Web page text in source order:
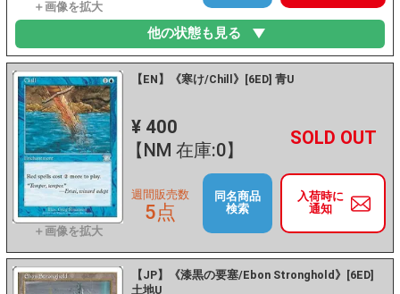
他の状態も見る
【EN】《寒け/Chill》[6ED] 青U
¥ 400
【NM 在庫:0】
－ +
入荷時に
通知
週間販売数
5点
同名商品
検索
【JP】《漆黒の要塞/Ebon Stronghold》[6ED]
土地U